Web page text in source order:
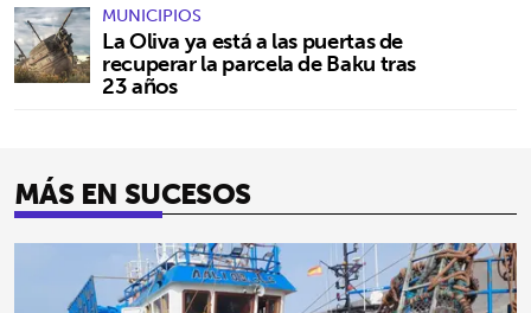
MUNICIPIOS
La Oliva ya está a las puertas de
recuperar la parcela de Baku tras
23 años
MÁS EN SUCESOS